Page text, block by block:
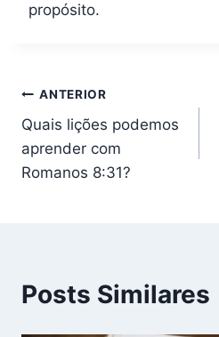
propósito.
Navegação
de
Post
ANTERIOR
Quais lições podemos
aprender com
Romanos 8:31?
Posts Similares